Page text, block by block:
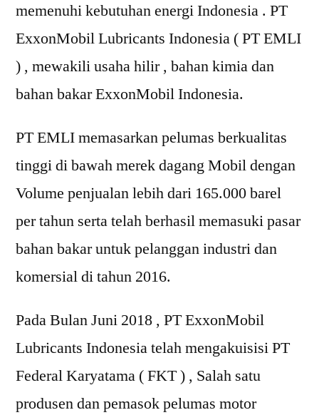
memenuhi kebutuhan energi Indonesia . PT
ExxonMobil Lubricants Indonesia ( PT EMLI
) , mewakili usaha hilir , bahan kimia dan
bahan bakar ExxonMobil Indonesia.
PT EMLI memasarkan pelumas berkualitas
tinggi di bawah merek dagang Mobil dengan
Volume penjualan lebih dari 165.000 barel
per tahun serta telah berhasil memasuki pasar
bahan bakar untuk pelanggan industri dan
komersial di tahun 2016.
Pada Bulan Juni 2018 , PT ExxonMobil
Lubricants Indonesia telah mengakuisisi PT
Federal Karyatama ( FKT ) , Salah satu
produsen dan pemasok pelumas motor